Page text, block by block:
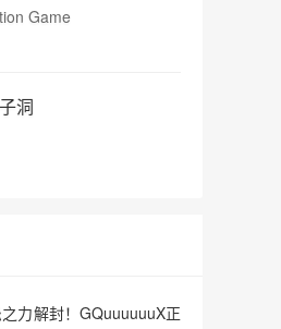
Game
洞
力解封！GQuuuuuuX正